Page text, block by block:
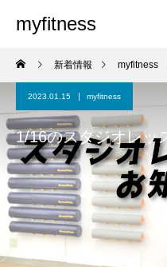
myfitness
新着情報 myfitness
2023.01.15 myfitness
1/16のスタジオレッ